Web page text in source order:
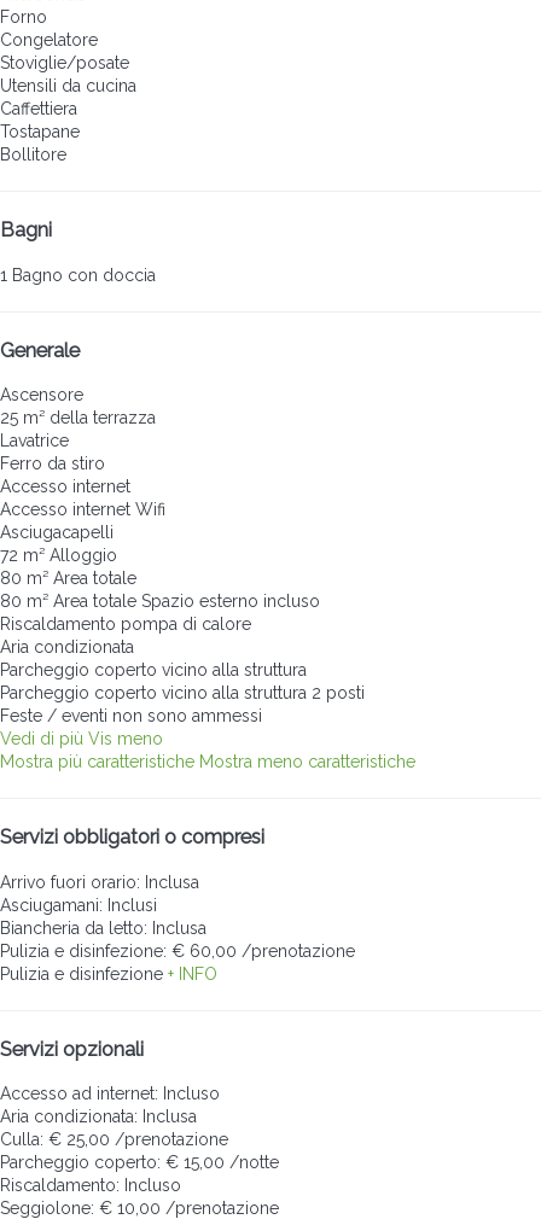
Forno
Congelatore
Stoviglie/posate
Utensili da cucina
Caffettiera
Tostapane
Bollitore
Bagni
1 Bagno con doccia
Generale
Ascensore
25 m² della terrazza
Lavatrice
Ferro da stiro
Accesso internet
Accesso internet Wifi
Asciugacapelli
72 m² Alloggio
80 m² Area totale
80 m² Area totale Spazio esterno incluso
Riscaldamento pompa di calore
Aria condizionata
Parcheggio coperto vicino alla struttura
Parcheggio coperto vicino alla struttura 2 posti
Feste / eventi non sono ammessi
Vedi di più Vis meno
Mostra più caratteristiche Mostra meno caratteristiche
Servizi obbligatori o compresi
Arrivo fuori orario: Inclusa
Asciugamani: Inclusi
Biancheria da letto: Inclusa
Pulizia e disinfezione: € 60,00 /prenotazione
Pulizia e disinfezione + INFO
Servizi opzionali
Accesso ad internet: Incluso
Aria condizionata: Inclusa
Culla: € 25,00 /prenotazione
Parcheggio coperto: € 15,00 /notte
Riscaldamento: Incluso
Seggiolone: € 10,00 /prenotazione